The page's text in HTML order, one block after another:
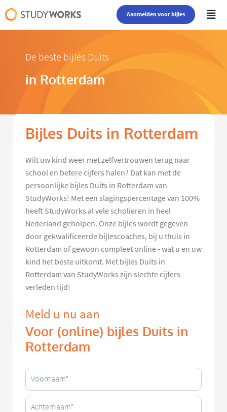
Aanmelden voor bijles
De beste bijles Duits
in Rotterdam
Bijles Duits in Rotterdam
Wilt uw kind weer met zelfvertrouwen terug naar
school en betere cijfers halen? Dat kan met de
persoonlijke bijles Duits in Rotterdam van
StudyWorks! Met een slagingspercentage van 100%
heeft StudyWorks al vele scholieren in heel
Nederland geholpen. Onze bijles wordt gegeven
door gekwalificeerde bijlescoaches, bij u thuis in
Rotterdam of gewoon compleet online - wat u en uw
kind het beste uitkomt. Met bijles Duits in
Rotterdam van StudyWorks zijn slechte cijfers
verleden tijd!
Meld u nu aan
Voor (online) bijles Duits in
Rotterdam